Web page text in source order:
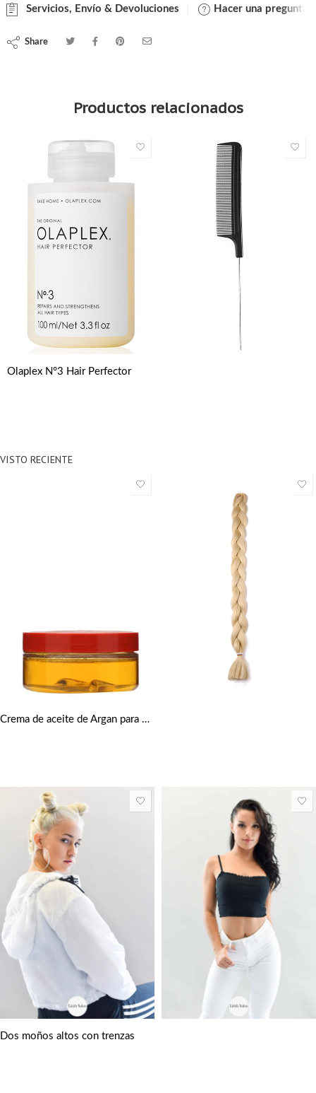
Servicios, Envío & Devoluciones Hacer una pregunta
Share
Productos relacionados
Olaplex N°3 Hair Perfector
VISTO RECIENTE
Crema de aceite de Argan para bordes perfectos
Dos moños altos con trenzas